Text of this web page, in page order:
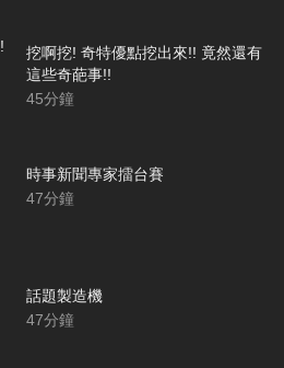
挖啊挖! 奇特優點挖出來!! 竟然還有
這些奇葩事!!
45分鐘
時事新聞專家擂台賽
47分鐘
話題製造機
47分鐘